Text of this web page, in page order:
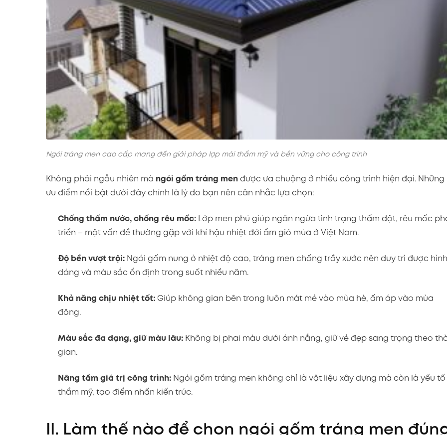
Ngói tráng men cao cấp mang đến giải pháp lợp mái thẩm mỹ và bền vững cho công trình
Không phải ngẫu nhiên mà ngói gốm tráng men được ưa chuộng ở nhiều công trình hiện đại. Những
ưu điểm nổi bật dưới đây chính là lý do bạn nên cân nhắc lựa chọn:
Chống thấm nước, chống rêu mốc: Lớp men phủ giúp ngăn ngừa tình trạng thấm dột, rêu mốc
triển – một vấn đề thường gặp với khí hậu nhiệt đới ẩm gió mùa ở Việt Nam.
Độ bền vượt trội: Ngói gốm nung ở nhiệt độ cao, tráng men chống trầy xước nên duy trì được hình
dáng và màu sắc ổn định trong suốt nhiều năm.
Khả năng chịu nhiệt tốt: Giúp không gian bên trong luôn mát mẻ vào mùa hè, ấm áp vào mùa
đông.
Màu sắc đa dạng, giữ màu lâu: Không bị phai màu dưới ánh nắng, giữ vẻ đẹp sang trọng theo
gian.
Nâng tầm giá trị công trình: Ngói gốm tráng men không chỉ là vật liệu xây dựng mà còn là yếu tố
thẩm mỹ, tạo điểm nhấn kiến trúc.
II. Làm thế nào để chọn ngói gốm tráng men